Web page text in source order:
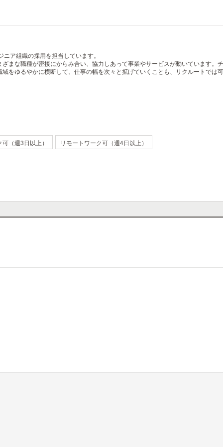
ア組織の採用を担当しています。
まな職種が密接にからみ合い、協力しあって事業やサービスが動いています
をゆるやかに横断して、仕事の幅を次々と拡げていくことも、リクルートでは可
（週3日以上） リモートワーク可（週4日以上）